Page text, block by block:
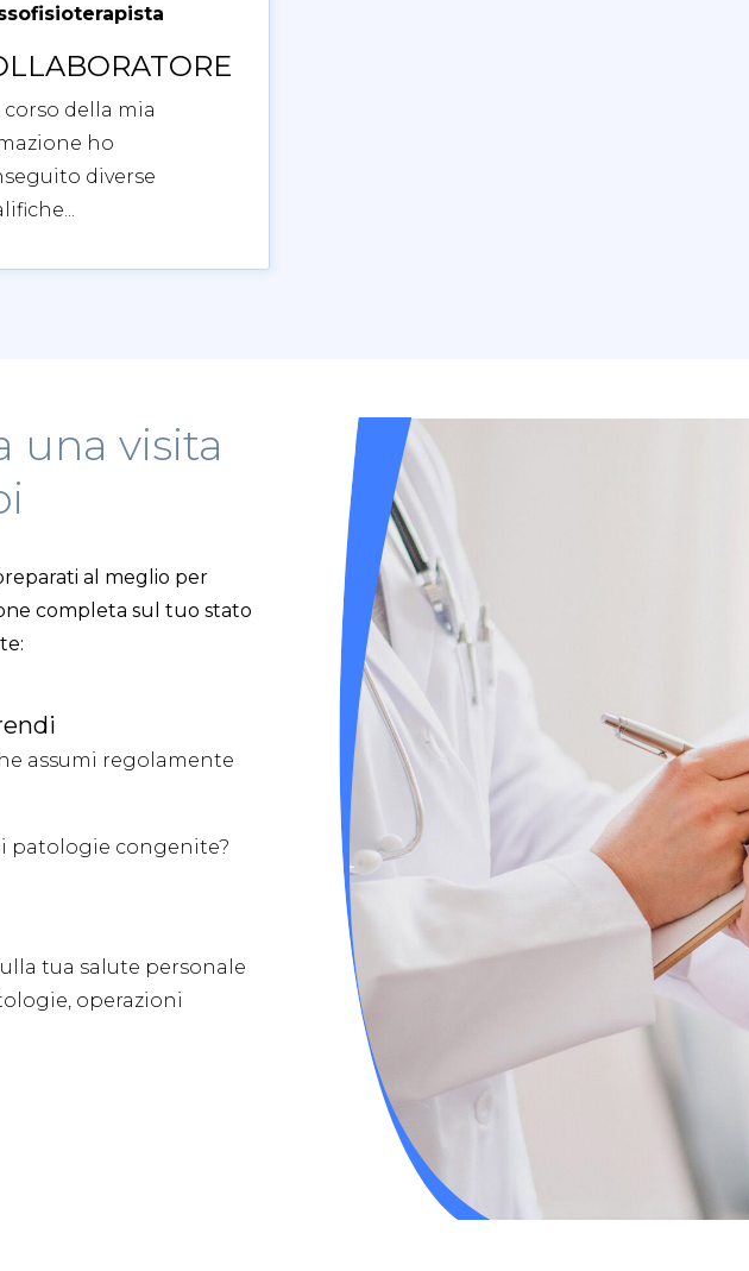
corso della mia
ho
diverse
una visita
al meglio per
completa sul tuo stato
assumi regolamente
patologie congenite?
tua salute personale
operazioni